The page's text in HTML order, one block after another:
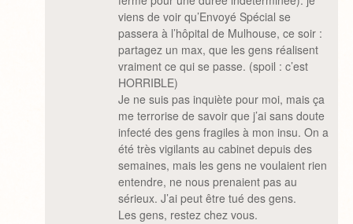
viens de voir qu’Envoyé Spécial se
passera à l’hôpital de Mulhouse, ce soir :
partagez un max, que les gens réalisent
vraiment ce qui se passe. (spoil : c’est
HORRIBLE)
Je ne suis pas inquiète pour moi, mais ça
me terrorise de savoir que j’ai sans doute
infecté des gens fragiles à mon insu. On a
été très vigilants au cabinet depuis des
semaines, mais les gens ne voulaient rien
entendre, ne nous prenaient pas au
sérieux. J’ai peut être tué des gens.
Les gens, restez chez vous.